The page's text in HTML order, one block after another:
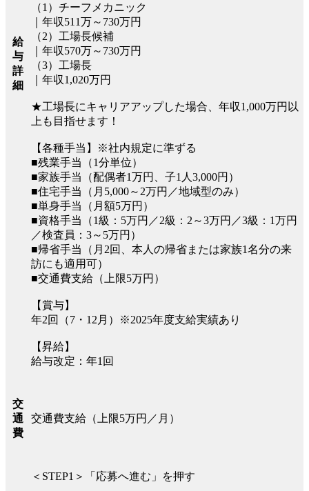
給
与
詳
細
（1）チーフメカニック
｜年収511万～730万円
（2）工場長候補
｜年収570万～730万円
（3）工場長
｜年収1,020万円
★工場長にキャリアアップした場合、年収1,000万円以
上も目指せます！
【各種手当】※社内規定に準ずる
■残業手当（1分単位）
■家族手当（配偶者1万円、子1人3,000円）
■住宅手当（月5,000～2万円／地域型のみ）
■単身手当（月額5万円）
■資格手当（1級：5万円／2級：2～3万円／3級：1万円
／検査員：3～5万円）
■帰省手当（月2回、本人の帰省または家族1名分の来
訪にも適用可）
■交通費支給（上限5万円）
【賞与】
年2回（7・12月）※2025年度支給実績あり
【昇給】
給与改定：年1回
交
通
費
交通費支給（上限5万円／月）
＜STEP1＞「応募へ進む」を押す